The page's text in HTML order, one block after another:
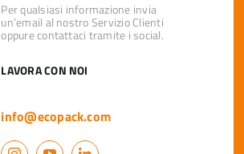
Per qualsiasi informazione invia
un’email al nostro Servizio Clienti
oppure contattaci tramite i social.
LAVORA CON NOI
info@ecopack.com